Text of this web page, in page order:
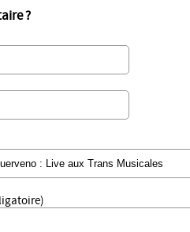
?
message (obligatoire)